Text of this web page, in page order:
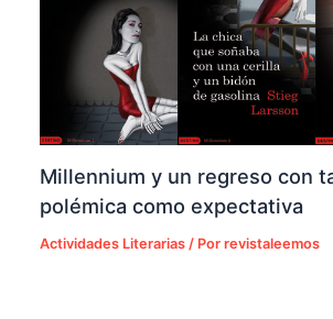
Millennium y un regreso con
polémica como expectativa
Actividades Literarias / Porrevistaleemos